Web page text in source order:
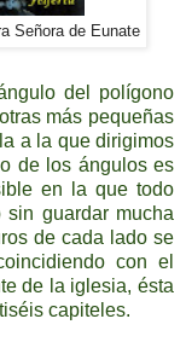
Señora de Eunate
del polígono
más pequeñas
a la que dirigimos
de los ángulos es
en la que todo
guardar mucha
de cada lado se
con el
de la iglesia, ésta
capiteles.